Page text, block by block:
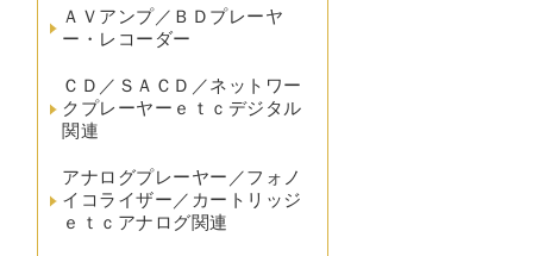
ＡＶアンプ／ＢＤプレーヤ
ー・レコーダー
ＣＤ／ＳＡＣＤ／ネットワー
クプレーヤーｅｔｃデジタル
関連
アナログプレーヤー／フォノ
イコライザー／カートリッジ
ｅｔｃアナログ関連